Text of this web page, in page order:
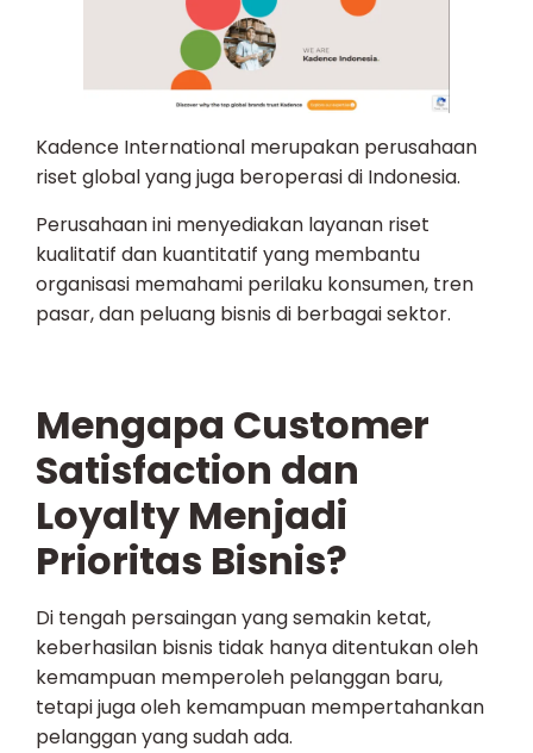
Kadence International merupakan perusahaan
riset global yang juga beroperasi di Indonesia.
Perusahaan ini menyediakan layanan riset
kualitatif dan kuantitatif yang membantu
organisasi memahami perilaku konsumen, tren
pasar, dan peluang bisnis di berbagai sektor.
Mengapa Customer
Satisfaction dan
Loyalty Menjadi
Prioritas Bisnis?
Di tengah persaingan yang semakin ketat,
keberhasilan bisnis tidak hanya ditentukan oleh
kemampuan memperoleh pelanggan baru,
tetapi juga oleh kemampuan mempertahankan
pelanggan yang sudah ada.